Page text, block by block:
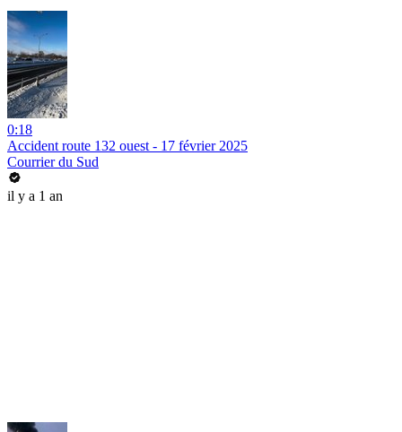
0:18
Accident route 132 ouest - 17 février 2025
Courrier du Sud
il y a 1 an